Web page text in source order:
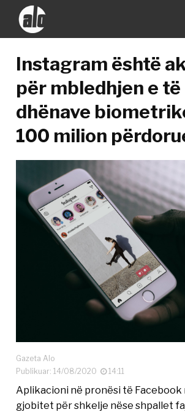
Instagram është
për mbledhjen e të
dhënave
100 milion
Gazeta Alo
Publikuar: 14/08/2020
14:11
Aplikacioni në pronësi të Facebook
gjobitet për shkelje nëse shpallet